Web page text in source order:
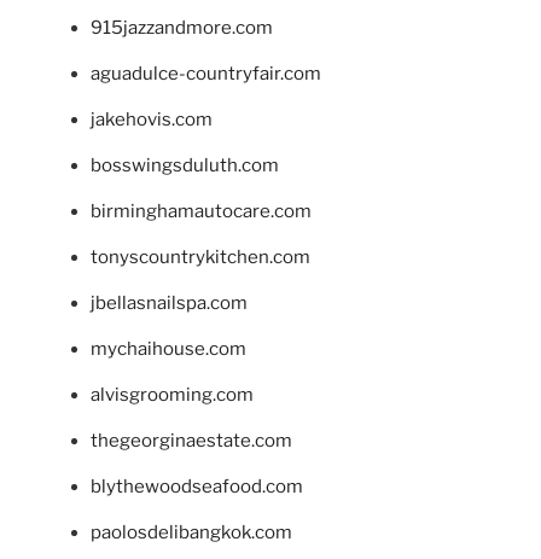
915jazzandmore.com
aguadulce-countryfair.com
jakehovis.com
bosswingsduluth.com
birminghamautocare.com
tonyscountrykitchen.com
jbellasnailspa.com
mychaihouse.com
alvisgrooming.com
thegeorginaestate.com
blythewoodseafood.com
paolosdelibangkok.com